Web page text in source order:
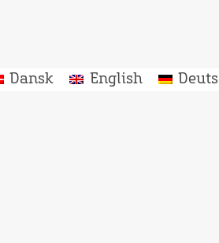
Dansk English